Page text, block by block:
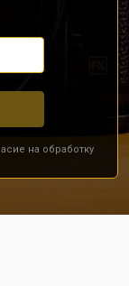
на обработку